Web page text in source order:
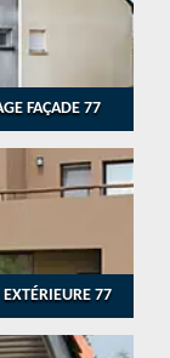
FAÇADE 77
77